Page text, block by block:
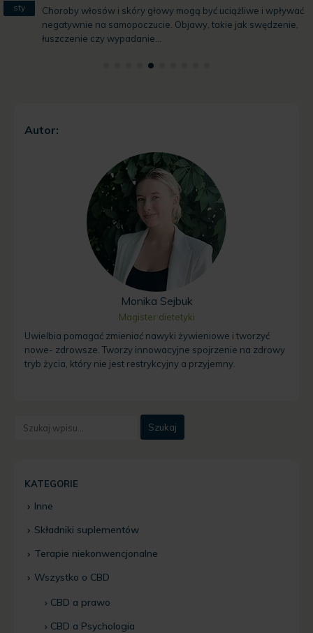
sty
Choroby włosów i skóry głowy mogą być uciążliwe i wpływać
negatywnie na samopoczucie. Objawy, takie jak swędzenie,
łuszczenie czy wypadanie...
Autor:
Monika Sejbuk
Magister dietetyki
Uwielbia pomagać zmieniać nawyki żywieniowe i tworzyć
nowe- zdrowsze. Tworzy innowacyjne spojrzenie na zdrowy
tryb życia, który nie jest restrykcyjny a przyjemny.
KATEGORIE
Inne
Składniki suplementów
Terapie niekonwencjonalne
Wszystko o CBD
CBD a prawo
CBD a Psychologia